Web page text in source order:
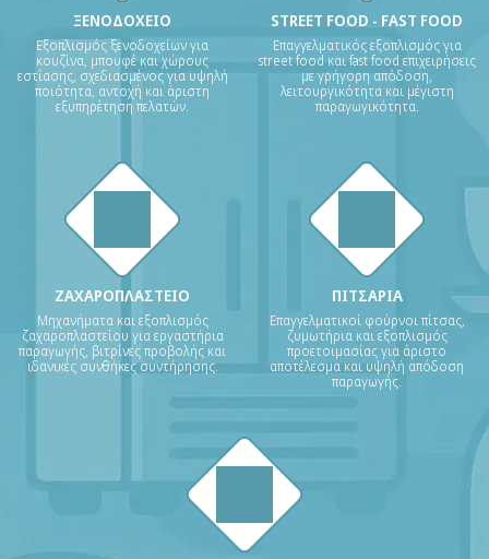
ΞΕΝΟΔΟΧΕΙΟ
Εξοπλισμός ξενοδοχείων για
κουζίνα, μπουφέ και χώρους
εστίασης, σχεδιασμένος για υψηλή
ποιότητα, αντοχή και άριστη
εξυπηρέτηση πελατών.
STREET FOOD - FAST FOOD
Επαγγελματικός εξοπλισμός για
street food και fast food επιχειρήσεις
με γρήγορη απόδοση,
λειτουργικότητα και μέγιστη
παραγωγικότητα.
ΖΑΧΑΡΟΠΛΑΣΤΕΙΟ
Μηχανήματα και εξοπλισμός
ζαχαροπλαστείου για εργαστήρια
παραγωγής, βιτρίνες προβολής και
ιδανικές συνθήκες συντήρησης.
ΠΙΤΣΑΡΙΑ
Επαγγελματικοί φούρνοι πίτσας,
ζυμωτήρια και εξοπλισμός
προετοιμασίας για άριστο
αποτέλεσμα και υψηλή απόδοση
παραγωγής.